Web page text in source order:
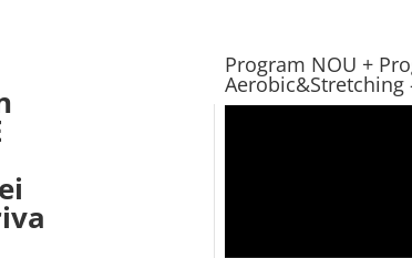
Program NOU +
Aerobic&Stretching